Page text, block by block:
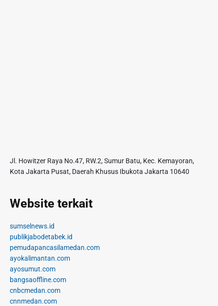
Jl. Howitzer Raya No.47, RW.2, Sumur Batu, Kec. Kemayoran,
Kota Jakarta Pusat, Daerah Khusus Ibukota Jakarta 10640
Website terkait
sumselnews.id
publikjabodetabek.id
pemudapancasilamedan.com
ayokalimantan.com
ayosumut.com
bangsaoffline.com
cnbcmedan.com
cnnmedan.com